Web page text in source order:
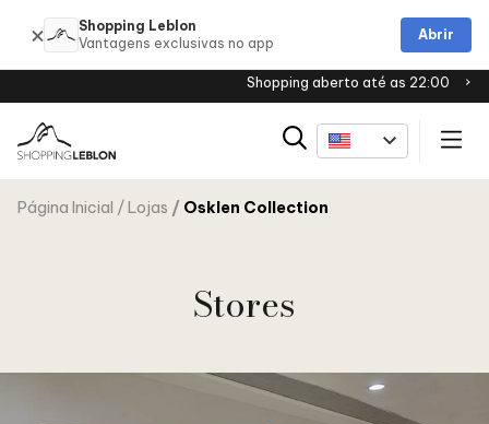
Shopping aberto até as 22:00
Página Inicial Lojas Osklen Collection
Stores
Shopping Leblon
Abrir